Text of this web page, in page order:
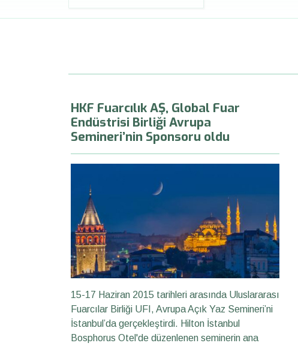
HKF Fuarcılık AŞ, Global Fuar
Endüstrisi Birliği Avrupa
Semineri’nin Sponsoru oldu
15-17 Haziran 2015 tarihleri arasında Uluslararası
Fuarcılar Birliği UFI, Avrupa Açık Yaz Semineri’ni
İstanbul’da gerçekleştirdi. Hilton İstanbul
Bosphorus Otel'de düzenlenen seminerin ana